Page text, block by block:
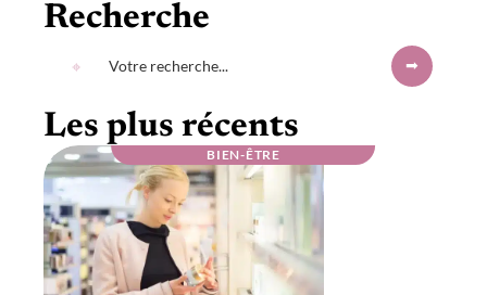
Recherche
Les plus récents
BIEN-ÊTRE